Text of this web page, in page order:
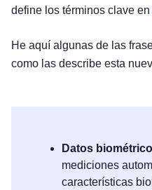
define los términos clave en
He aquí algunas de las
como las describe esta
Datos
mediciones
características